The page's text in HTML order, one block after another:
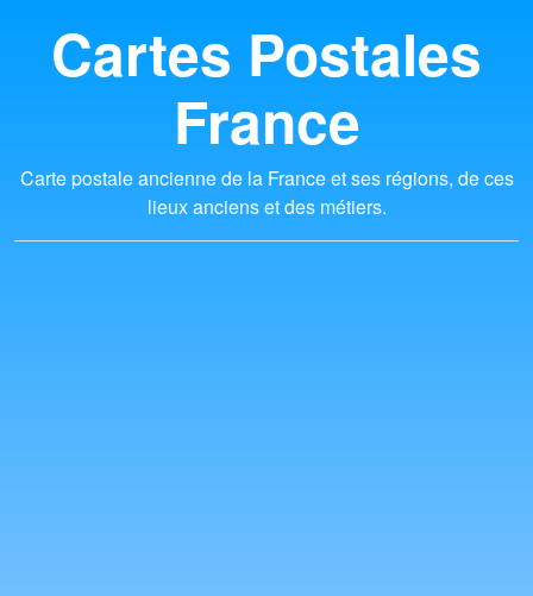
Cartes Postales
France
Carte postale ancienne de la France et ses régions, de ces
lieux anciens et des métiers.